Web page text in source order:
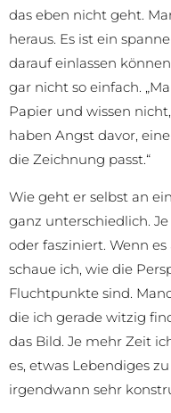
das eben nicht geht.
heraus. Es ist ein
darauf einlassen
gar nicht so einfach.
Papier und wissen
haben Angst davor,
die Zeichnung passt.“
Wie geht er selbst an
ganz unterschiedlich.
oder fasziniert. Wenn
schaue ich, wie die
Fluchtpunkte sind.
die ich gerade witzig
das Bild. Je mehr Zeit
es, etwas Lebendiges
irgendwann sehr